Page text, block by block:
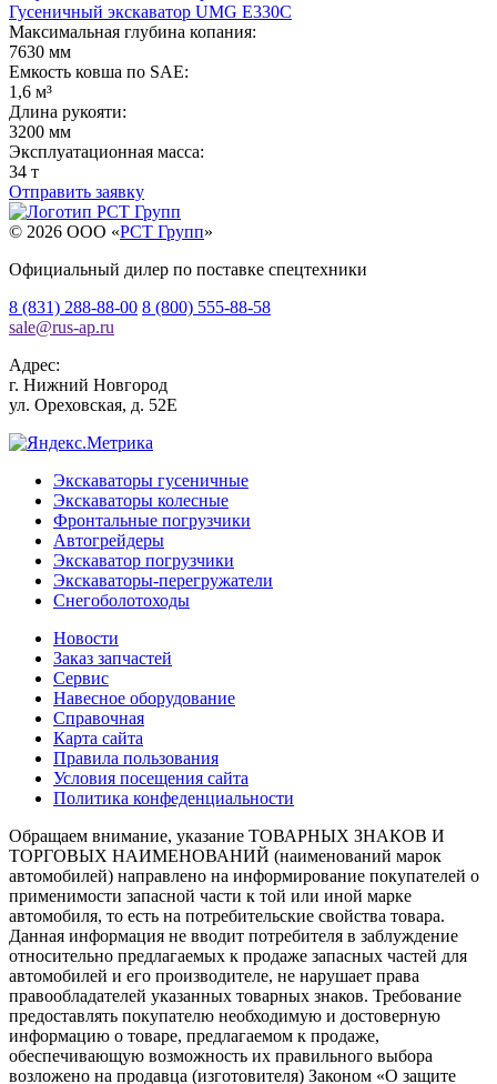
Гусеничный экскаватор UMG E330C
Максимальная глубина копания:
7630 мм
Емкость ковша по SAE:
1,6 м³
Длина рукояти:
3200 мм
Эксплуатационная масса:
34 т
Отправить заявку
© 2026 OOO «РСТ Групп»
Официальный дилер по поставке спецтехники
8 (831) 288-88-00 8 (800) 555-88-58
sale@rus-ap.ru
Адрес:
г. Нижний Новгород
ул. Ореховская, д. 52Е
Экскаваторы гусеничные
Экскаваторы колесные
Фронтальные погрузчики
Автогрейдеры
Экскаватор погрузчики
Экскаваторы-перегружатели
Снегоболотоходы
Новости
Заказ запчастей
Сервис
Навесное оборудование
Справочная
Карта сайта
Правила пользования
Условия посещения сайта
Политика конфеденциальности
Обращаем внимание, указание ТОВАРНЫХ ЗНАКОВ И
ТОРГОВЫХ НАИМЕНОВАНИЙ (наименований марок
автомобилей) направлено на информирование покупателей о
применимости запасной части к той или иной марке
автомобиля, то есть на потребительские свойства товара.
Данная информация не вводит потребителя в заблуждение
относительно предлагаемых к продаже запасных частей для
автомобилей и его производителе, не нарушает права
правообладателей указанных товарных знаков. Требование
предоставлять покупателю необходимую и достоверную
информацию о товаре, предлагаемом к продаже,
обеспечивающую возможность их правильного выбора
возложено на продавца (изготовителя) Законом «О защите